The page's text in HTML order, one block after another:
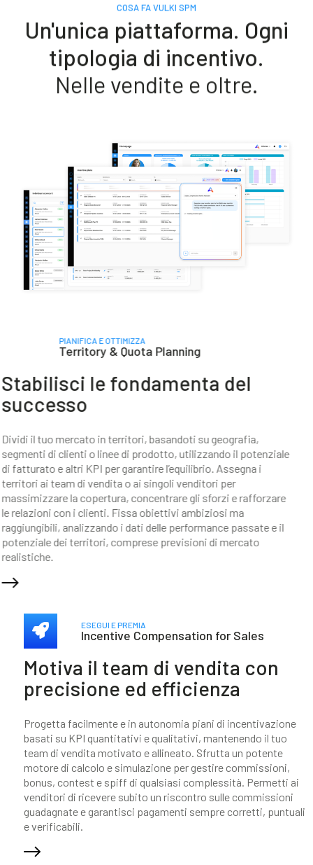
COSA FA VULKI SPM
Un'unica piattaforma. Ogni
tipologia di incentivo.
Nelle vendite e oltre.
PIANIFICA E OTTIMIZZA
Territory & Quota Planning
Stabilisci le fondamenta del
successo
Dividi il tuo mercato in territori, basandoti su geografia,
segmenti di clienti o linee di prodotto, utilizzando il potenziale
di fatturato e altri KPI per garantire l’equilibrio. Assegna i
territori ai team di vendita o ai singoli venditori per
massimizzare la copertura, concentrare gli sforzi e rafforzare
le relazioni con i clienti. Fissa obiettivi ambiziosi ma
raggiungibili, analizzando i dati delle performance passate e il
potenziale dei territori, comprese previsioni di mercato
realistiche.
ESEGUI E PREMIA
Incentive Compensation for Sales
Motiva il team di vendita con
precisione ed efficienza
Progetta facilmente e in autonomia piani di incentivazione
basati su KPI quantitativi e qualitativi, mantenendo il tuo
team di vendita motivato e allineato. Sfrutta un potente
motore di calcolo e simulazione per gestire commissioni,
bonus, contest e spiff di qualsiasi complessità. Permetti ai
venditori di ricevere subito un riscontro sulle commissioni
guadagnate e garantisci pagamenti sempre corretti, puntuali
e verificabili.